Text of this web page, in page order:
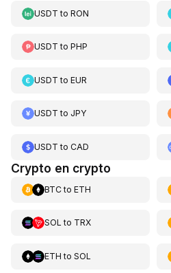
USDT to RON
USDT to PHP
USDT to EUR
USDT to JPY
USDT to CAD
Crypto en crypto
BTCto ETH
SOL to TRX
ETH to SOL